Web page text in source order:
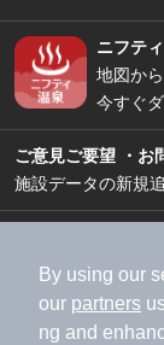
By using our
our partners
ng and
ニフテ
地図か
今すぐ
ご意見ご要望 ・お
施設データの新規
加盟店
利用規
特定商取